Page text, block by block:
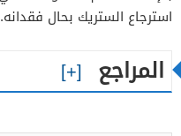
استرجاع الستريك بحال فقدانه.
المراجع